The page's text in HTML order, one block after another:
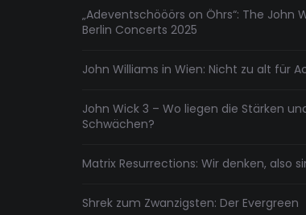
„Adeventschööörs on Öhrs“: The John
Berlin Concerts 2025
John Williams in Wien: Nicht zu alt für
John Wick 3 – Wo liegen die Stärken
Schwächen?
Matrix Resurrections: Wir denken, also
Shrek zum Zwanzigsten: Der Evergreen